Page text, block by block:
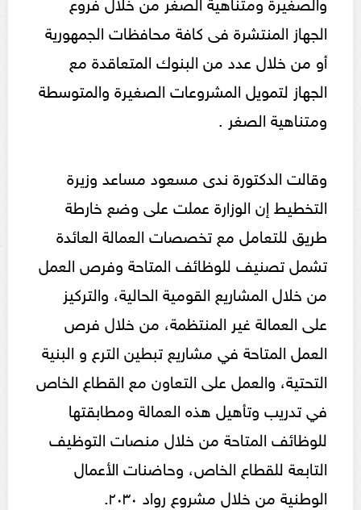
الجهاز المنتشرة فى كافة محافظات الجمهورية
أو من خلال عدد من البنوك المتعاقدة مع
الجهاز لتمويل المشروعات الصغيرة والمتوسطة
ومتناهية الصغر .
وقالت الدكتورة ندى مسعود مساعد وزيرة
التخطيط إن الوزارة عملت على وضع خارطة
طريق للتعامل مع تخصصات العمالة العائدة
تشمل تصنيف للوظائف المتاحة وفرص العمل
من خلال المشاريع القومية الحالية، والتركيز
على العمالة غير المنتظمة، من خلال فرص
العمل المتاحة في مشاريع تبطين الترع و البنية
التحتية، والعمل على التعاون مع القطاع الخاص
في تدريب وتأهيل هذه العمالة ومطابقتها
للوظائف المتاحة من خلال منصات التوظيف
التابعة للقطاع الخاص، وحاضنات الأعمال
الوطنية من خلال مشروع رواد ٢٠٣٠.